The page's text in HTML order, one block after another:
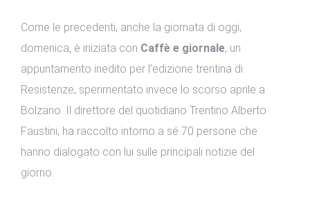
Come le precedenti, anche la giornata di oggi,
domenica, è iniziata con Caffè e giornale, un
appuntamento inedito per l’edizione trentina di
Resistenze, sperimentato invece lo scorso aprile a
Bolzano. Il direttore del quotidiano Trentino Alberto
Faustini, ha raccolto intorno a sé 70 persone che
hanno dialogato con lui sulle principali notizie del
giorno.